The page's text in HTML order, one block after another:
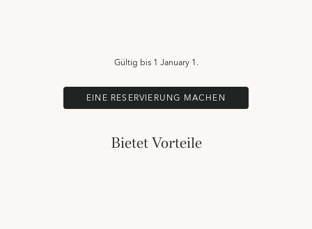
Gültig bis1 January 1.
EINE RESERVIERUNG MACHEN
Bietet Vorteile